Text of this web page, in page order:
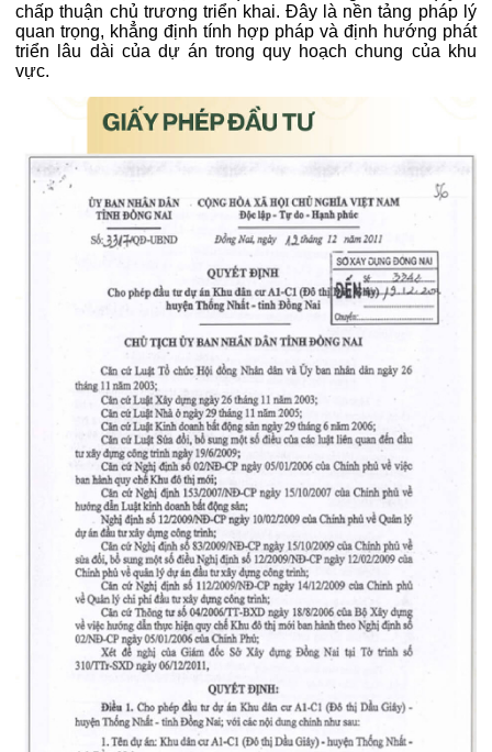
chấp thuận chủ trương triển khai. Đây là nền tảng pháp lý
quan trọng, khẳng định tính hợp pháp và định hướng phát
triển lâu dài của dự án trong quy hoạch chung của khu
vực.